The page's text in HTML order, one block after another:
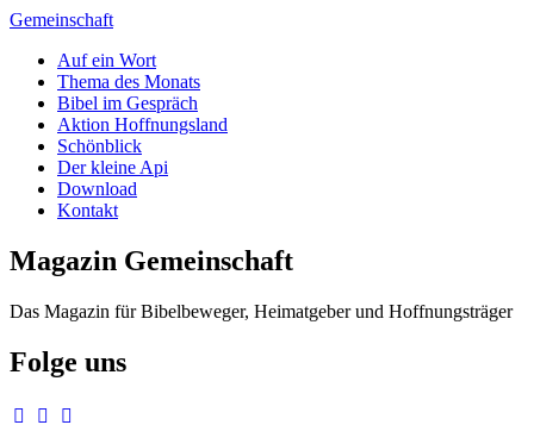
Zum
springen
Gemeinschaft
Auf ein Wort
Thema des Monats
Bibel im Gespräch
Aktion Hoffnungsland
Schönblick
Der kleine Api
Download
Kontakt
Magazin Gemeinschaft
Das Magazin für Bibelbeweger, Heimatgeber und Hoffnungsträger
Folge uns